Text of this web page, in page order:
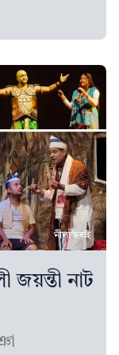
জয়ন্তী নাট